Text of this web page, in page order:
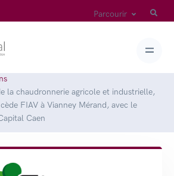
Parcourir
la chaudronnerie agricole et industrielle,
FIAV à Vianney Mérand, avec le
Caen